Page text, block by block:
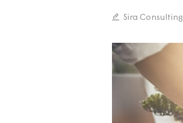
Sira Consulting